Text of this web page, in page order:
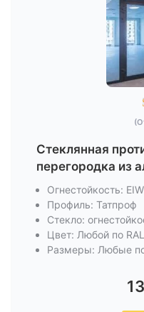
Стеклянная
перегородка из
Огнестойкость:
Профиль: Татпроф
Стекло:
Цвет: Любой по RAL
Размеры: Любые